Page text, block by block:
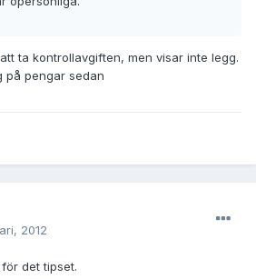
ta kontrollavgiften, men visar inte legg.
på pengar sedan
2012
det tipset.